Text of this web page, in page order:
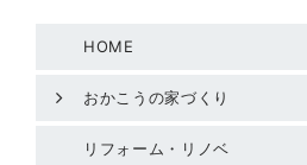
HOME
おかこうの家づくり
リフォーム・リノベ